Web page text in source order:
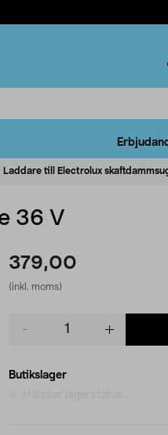
Laddare till Electrolux
36 V
379,00
(inkl. moms)
Butikslager